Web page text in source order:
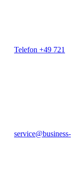
Telefon +49 721
service@business-